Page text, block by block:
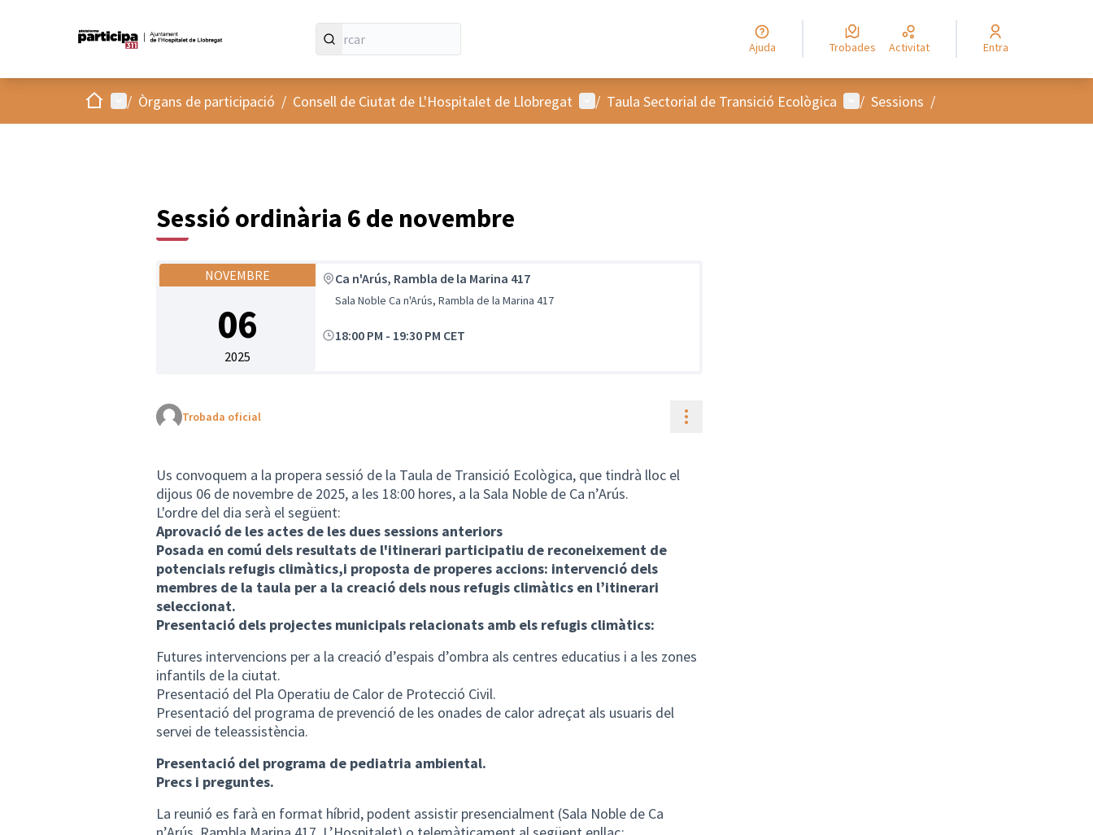
Ajuda Trobades Activitat Entra
Inici Menú principal
/ Òrgans de participació / Consell de Ciutat de L'Hospitalet de Llobregat Menú d'usuari
/ Taula Sectorial de Transició Ecològica Menú d'usuari
/ Sessions /
Sessió ordinària 6 de novembre
NOVEMBRE
06
2025
Ca n'Arús, Rambla de la Marina 417
Sala Noble Ca n'Arús, Rambla de la Marina 417
18:00 PM - 19:30 PM CET
Trobada oficial Controls de recursos
Us convoquem a la propera sessió de la Taula de Transició Ecològica, que tindrà lloc el
dijous 06 de novembre de 2025, a les 18:00 hores, a la Sala Noble de Ca n’Arús.
L'ordre del dia serà el següent:
Aprovació de les actes de les dues sessions anteriors
Posada en comú dels resultats de l'itinerari participatiu de reconeixement de
potencials refugis climàtics,i proposta de properes accions: intervenció dels
membres de la taula per a la creació dels nous refugis climàtics en l’itinerari
seleccionat.
Presentació dels projectes municipals relacionats amb els refugis climàtics:
Futures intervencions per a la creació d’espais d’ombra als centres educatius i a les zones
infantils de la ciutat.
Presentació del Pla Operatiu de Calor de Protecció Civil.
Presentació del programa de prevenció de les onades de calor adreçat als usuaris del
servei de teleassistència.
Presentació del programa de pediatria ambiental.
Precs i preguntes.
La reunió es farà en format híbrid, podent assistir presencialment (Sala Noble de Ca